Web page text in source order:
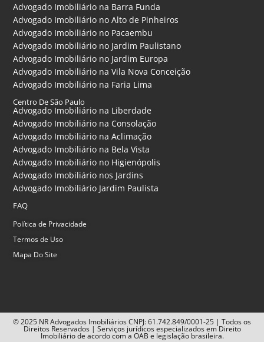
Advogado Imobiliário na Barra Funda
Advogado Imobiliário no Alto de Pinheiros
Advogado Imobiliário no Pacaembu
Advogado Imobiliário no Jardim Paulistano
Advogado Imobiliário no Jardim Europa
Advogado Imobiliário na Vila Nova Conceição
Advogado Imobiliário na Faria Lima
Centro De São Paulo
Advogado Imobiliário na Liberdade
Advogado Imobiliário na Consolação
Advogado Imobiliário na Aclimação
Advogado Imobiliário na Bela Vista
Advogado Imobiliário no Higienópolis
Advogado Imobiliário nos Jardins
Advogado Imobiliário Jardim Paulista
FAQ
Política de Privacidade
Termos de Uso
Mapa Do Site
© 2025 NR Advogados Imobiliários CNPJ: 61.742.849/0001-25 | Todos os
Direitos Reservados | Serviços jurídicos especializados em Direito
Imobiliário de acordo com a OAB e legislação brasileira.